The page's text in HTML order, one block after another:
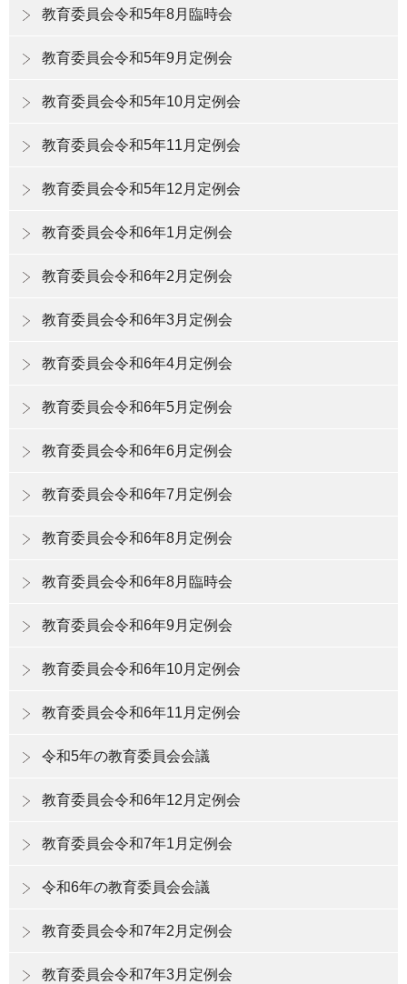
教育委員会令和5年8月臨時会
教育委員会令和5年9月定例会
教育委員会令和5年10月定例会
教育委員会令和5年11月定例会
教育委員会令和5年12月定例会
教育委員会令和6年1月定例会
教育委員会令和6年2月定例会
教育委員会令和6年3月定例会
教育委員会令和6年4月定例会
教育委員会令和6年5月定例会
教育委員会令和6年6月定例会
教育委員会令和6年7月定例会
教育委員会令和6年8月定例会
教育委員会令和6年8月臨時会
教育委員会令和6年9月定例会
教育委員会令和6年10月定例会
教育委員会令和6年11月定例会
令和5年の教育委員会会議
教育委員会令和6年12月定例会
教育委員会令和7年1月定例会
令和6年の教育委員会会議
教育委員会令和7年2月定例会
教育委員会令和7年3月定例会